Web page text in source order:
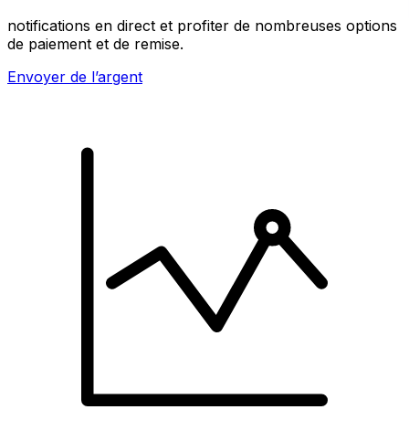
notifications en direct et profiter de nombreuses options
de paiement et de remise.
Envoyer de l’argent